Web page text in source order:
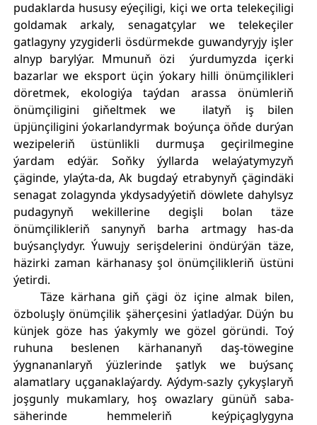
pudaklarda hususy eýeçiligi, kiçi we orta telekeçiligi
goldamak arkaly, senagatçylar we telekeçiler
gatlagyny yzygiderli ösdürmekde guwandyryjy işler
alnyp barylýar. Mmunuň özi ýurdumyzda içerki
bazarlar we eksport üçin ýokary hilli önümçilikleri
döretmek, ekologiýa taýdan arassa önümleriň
önümçiligini giňeltmek we ilatyň iş bilen
üpjünçiligini ýokarlandyrmak boýunça öňde durýan
wezipeleriň üstünlikli durmuşa geçirilmegine
ýardam edýär. Soňky ýyllarda welaýatymyzyň
çäginde, ylaýta-da, Ak bugdaý etrabynyň çägindäki
senagat zolagynda ykdysadyýetiň döwlete dahylsyz
pudagynyň wekillerine degişli bolan täze
önümçilikleriň sanynyň barha artmagy has-da
buýsançlydyr. Ýuwujy serişdelerini öndürýän täze,
häzirki zaman kärhanasy şol önümçilikleriň üstüni
ýetirdi.
Täze kärhana giň çägi öz içine almak bilen,
özboluşly önümçilik şäherçesini ýatladýar. Düýn bu
künjek göze has ýakymly we gözel göründi. Toý
ruhuna beslenen kärhananyň daş-töwegine
ýygnananlaryň ýüzlerinde şatlyk we buýsanç
alamatlary uçganaklaýardy. Aýdym-sazly çykyşlaryň
joşgunly mukamlary, hoş owazlary günüň saba-
säherinde hemmeleriň keýpiçaglygyna